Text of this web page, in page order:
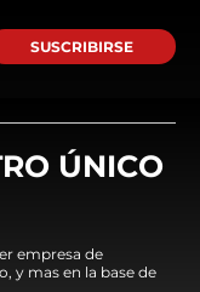
SUSCRIBIRSE
ÚNICO
empresa de
y mas en la base de